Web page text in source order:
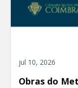
jul 10, 2026
Obras do